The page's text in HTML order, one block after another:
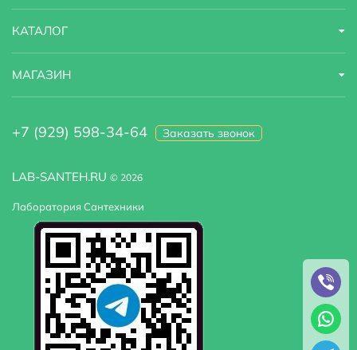
LAB-SANTEH.RU © 2026
Лаборатория Сантехники
КАТАЛОГ
МАГАЗИН
+7 (929) 598-34-64 Заказать звонок